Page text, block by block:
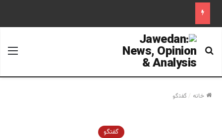
جستجو برای
خانه / گفتگو
گفتگو